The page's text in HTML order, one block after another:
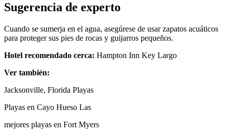
Sugerencia de experto
Cuando se sumerja en el agua, asegúrese de usar zapatos acuáticos
para proteger sus pies de rocas y guijarros pequeños.
Hotel recomendado cerca: Hampton Inn Key Largo
Ver también:
Jacksonville, Florida Playas
Playas en Cayo Hueso Las
mejores playas en Fort Myers